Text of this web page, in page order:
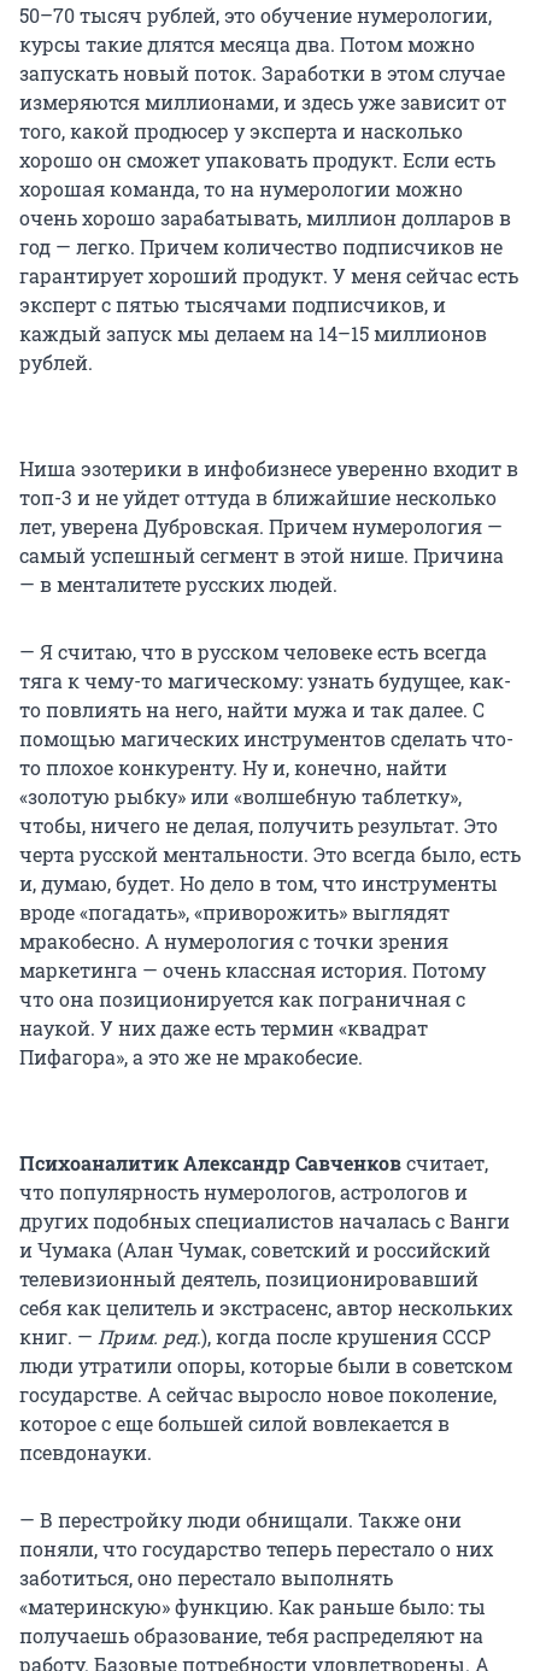
50–70 тысяч рублей, это обучение нумерологии,
курсы такие длятся месяца два. Потом можно
запускать новый поток. Заработки в этом случае
измеряются миллионами, и здесь уже зависит от
того, какой продюсер у эксперта и насколько
хорошо он сможет упаковать продукт. Если есть
хорошая команда, то на нумерологии можно
очень хорошо зарабатывать, миллион долларов в
год — легко. Причем количество подписчиков не
гарантирует хороший продукт. У меня сейчас есть
эксперт с пятью тысячами подписчиков, и
каждый запуск мы делаем на 14–15 миллионов
рублей.
Ниша эзотерики в инфобизнесе уверенно входит в
топ-3 и не уйдет оттуда в ближайшие несколько
лет, уверена Дубровская. Причем нумерология —
самый успешный сегмент в этой нише. Причина
— в менталитете русских людей.
— Я считаю, что в русском человеке есть всегда
тяга к чему-то магическому: узнать будущее, как-
то повлиять на него, найти мужа и так далее. С
помощью магических инструментов сделать что-
то плохое конкуренту. Ну и, конечно, найти
«золотую рыбку» или «волшебную таблетку»,
чтобы, ничего не делая, получить результат. Это
черта русской ментальности. Это всегда было, есть
и, думаю, будет. Но дело в том, что инструменты
вроде «погадать», «приворожить» выглядят
мракобесно. А нумерология с точки зрения
маркетинга — очень классная история. Потому
что она позиционируется как пограничная с
наукой. У них даже есть термин «квадрат
Пифагора», а это же не мракобесие.
Психоаналитик Александр Савченковсчитает,
что популярность нумерологов, астрологов и
других подобных специалистов началась с Ванги
и Чумака (Алан Чумак, советский и российский
телевизионный деятель, позиционировавший
себя как целитель и экстрасенс, автор нескольких
книг. — Прим. ред.), когда после крушения СССР
люди утратили опоры, которые были в советском
государстве. А сейчас выросло новое поколение,
которое с еще большей силой вовлекается в
псевдонауки.
— В перестройку люди обнищали. Также они
поняли, что государство теперь перестало о них
заботиться, оно перестало выполнять
«материнскую» функцию. Как раньше было: ты
получаешь образование, тебя распределяют на
работу. Базовые потребности удовлетворены. А